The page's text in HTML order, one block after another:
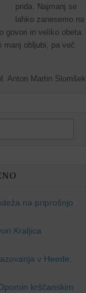
prida. Najmanj se
lahko zanesemo na
govori in veliko obeta.
manj obljubi, pa več
Anton Martin Slomšek
na priprošnjo
Kraljica
v Heede,
krščanskim